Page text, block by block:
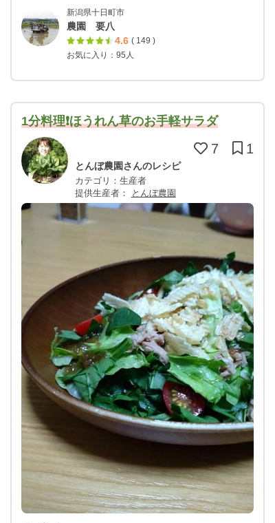
新潟県十日町市
農園 要八
4.6 ( 149 )
お気に入り：95人
1分料理❗️ほうれん草のお手軽サラダ
7 1
とんぼ農園さんのレシピ
カテゴリ：生産者
提供生産者：
とんぼ農園